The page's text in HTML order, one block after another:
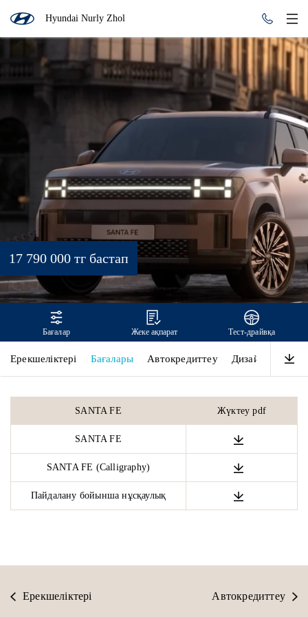
Hyundai Nurly Zhol
SANTA FE
17 790 000 тг бастап
Бағалар Жеке ақпарат Тест-драйвқа
Ерекшеліктері Бағалары Автокредиттеу Дизайн
SANTA FE Жүктеу pdf
SANTA FE
SANTA FE (Calligraphy)
Пайдалану бойынша нұсқаулық
Ерекшеліктері Автокредиттеу